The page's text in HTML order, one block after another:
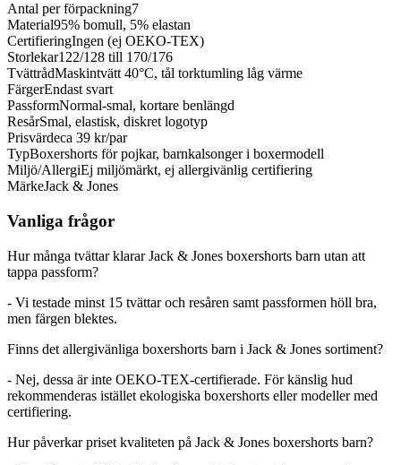
Antal per förpackning7
Material95% bomull, 5% elastan
CertifieringIngen (ej OEKO-TEX)
Storlekar122/128 till 170/176
TvättrådMaskintvätt 40°C, tål torktumling låg värme
FärgerEndast svart
PassformNormal-smal, kortare benlängd
ResårSmal, elastisk, diskret logotyp
Prisvärdeca 39 kr/par
TypBoxershorts för pojkar, barnkalsonger i boxermodell
Miljö/AllergiEj miljömärkt, ej allergivänlig certifiering
MärkeJack & Jones
Vanliga frågor
Hur många tvättar klarar Jack & Jones boxershorts barn utan att
tappa passform?
- Vi testade minst 15 tvättar och resåren samt passformen höll bra,
men färgen blektes.
Finns det allergivänliga boxershorts barn i Jack & Jones sortiment?
- Nej, dessa är inte OEKO-TEX-certifierade. För känslig hud
rekommenderas istället ekologiska boxershorts eller modeller med
certifiering.
Hur påverkar priset kvaliteten på Jack & Jones boxershorts barn?